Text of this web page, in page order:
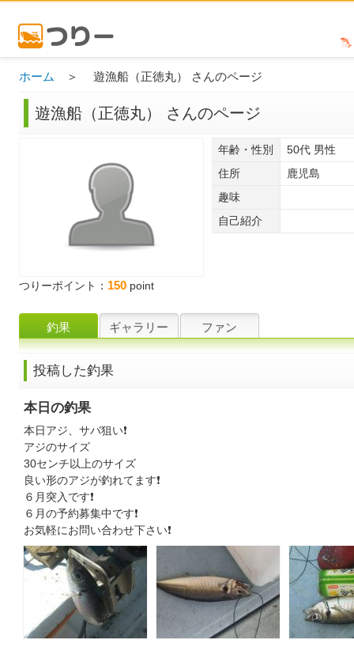
ホーム ＞ 遊漁船（正徳丸） さんのページ
遊漁船（正徳丸） さんのページ
つりーポイント： 150 point
年齢・性別
50代 男性
住所
鹿児島
趣味
自己紹介
釣果 ギャラリー ファン
投稿した釣果
本日の釣果
本日アジ、サバ狙い❗
アジのサイズ
30センチ以上のサイズ
良い形のアジが釣れてます❗
６月突入です❗
６月の予約募集中です❗
お気軽にお問い合わせ下さい❗